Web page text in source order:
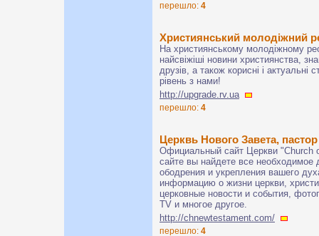
перешло: 4
Християнський молодіжний
На християнському молодіжному
найсвіжіші новини християнства,
друзів, а також корисні і
рівень з нами!
http://upgrade.rv.ua
перешло: 4
Церквь Нового Завета,
Официальный сайт Церкви
сайте вы найдете все необходимое
ободрения и укрепления вашего
информацию о жизни церкви,
церковные новости и события,
TV и многое другое.
http://chnewtestament.com/
перешло: 4